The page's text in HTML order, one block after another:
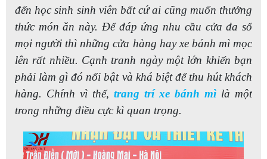
đến học sinh sinh viên bất cứ ai cũng muốn thưởng
thức món ăn này. Để đáp ứng nhu cầu cửa đa số
mọi người thì những cửa hàng hay xe bánh mì mọc
lên rất nhiều. Cạnh tranh ngày một lớn khiến bạn
phải làm gì đó nổi bật và khá biệt để thu hút khách
hàng. Chính vì thế, trang trí xe bánh mì là một
trong những điều cực kì quan trọng.